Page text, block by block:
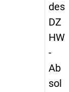
des
DZ
HW
-
Ab
sol